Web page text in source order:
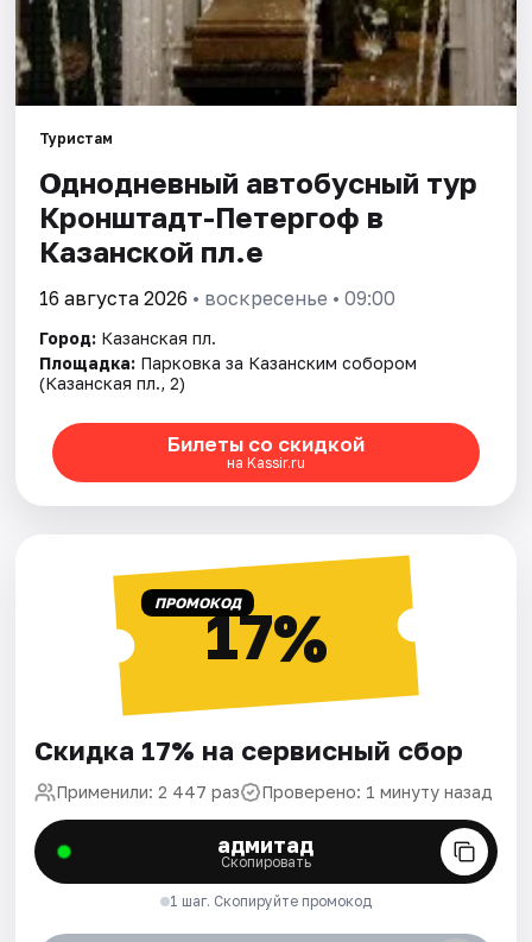
Туристам
Однодневный автобусный тур
Кронштадт-Петергоф в
Казанской пл.е
16 августа 2026 • воскресенье • 09:00
Город: Казанская пл.
Площадка: Парковка за Казанским собором
(Казанская пл., 2)
Билеты со скидкой
на Kassir.ru
ПРОМОКОД17%
Скидка 17% на сервисный сбор
Применили: 2 447 раз Проверено: 1 минуту назад
адмитад
Скопировать
1 шаг. Скопируйте промокод